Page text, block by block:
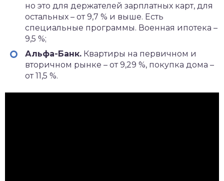
но это для держателей зарплатных карт, для
остальных – от 9,7 % и выше. Есть
специальные программы. Военная ипотека –
9,5 %;
Альфа-Банк. Квартиры на первичном и
вторичном рынке – от 9,29 %, покупка дома –
от 11,5 %.